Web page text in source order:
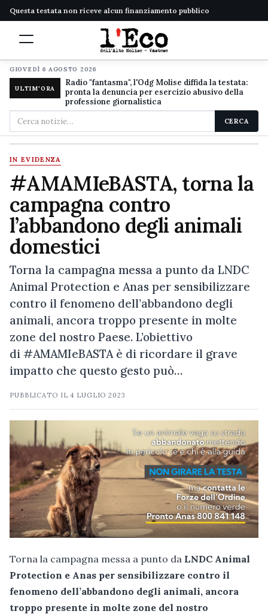
Questa testata non riceve alcun finanziamento pubblico
GIOVEDÌ 6 AGOSTO 2026
ULTIM'ORA
Radio "fantasma", l'Odg Molise diffida la testata:
pronta la denuncia per esercizio abusivo della
professione giornalistica
Cerca
nel
sito
CERCA
IN EVIDENZA
#AMAMIeBASTA, torna la
campagna contro
l’abbandono degli animali
domestici
Torna la campagna messa a punto da LNDC
Animal Protection e Anas per sensibilizzare
contro il fenomeno dell’abbandono degli
animali, ancora troppo presente in molte
zone del nostro Paese. L’obiettivo
di #AMAMIeBASTA è di ricordare il grave
impatto che questo gesto può…
PUBBLICATO IL4 LUGLIO 2023
Torna la campagna messa a punto da LNDC Animal
Protection e Anas per sensibilizzare contro il
fenomeno dell’abbandono degli animali, ancora
troppo presente in molte zone del nostro